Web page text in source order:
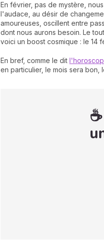
En février, pas de mystère,
l'audace, au désir de
amoureuses, oscillent entre
dont nous aurons besoin. Le
voici un boost cosmique : le 14
En bref, comme le dit
en particulier, le mois sera bon,